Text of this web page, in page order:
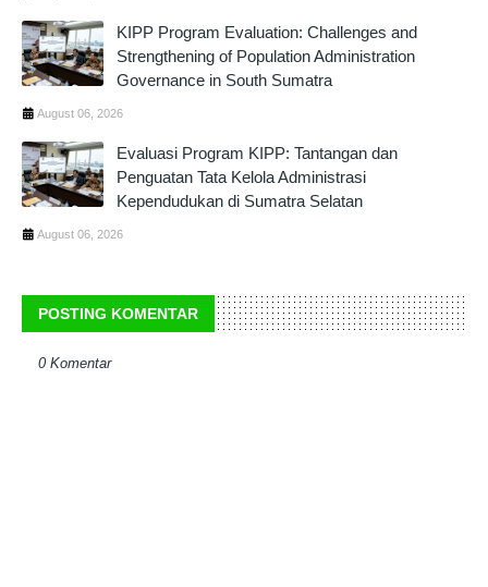
KIPP Program Evaluation: Challenges and
Strengthening of Population Administration
Governance in South Sumatra
August 06, 2026
Evaluasi Program KIPP: Tantangan dan
Penguatan Tata Kelola Administrasi
Kependudukan di Sumatra Selatan
August 06, 2026
POSTING KOMENTAR
0 Komentar